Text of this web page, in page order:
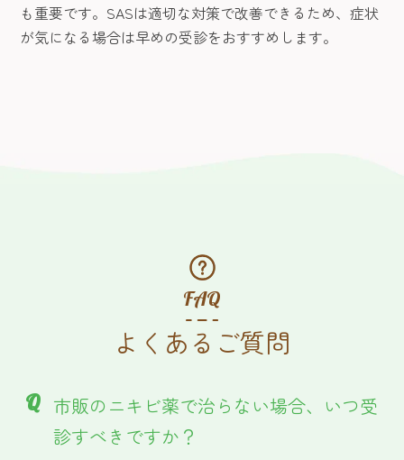
も重要です。SASは適切な対策で改善できるため、症状
が気になる場合は早めの受診をおすすめします。
FAQ
よくあるご質問
Q 市販のニキビ薬で治らない場合、いつ受
診すべきですか？